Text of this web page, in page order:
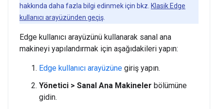
hakkında daha fazla bilgi edinmek için bkz. Klasik Edge
kullanıcı arayüzünden geçiş
Edge kullanıcı arayüzünü kullanarak sanal ana
makineyi yapılandırmak için aşağıdakileri yapın:
Edge kullanıcı arayüzüne giriş yapın.
Yönetici > Sanal Ana Makineler bölümüne
gidin.